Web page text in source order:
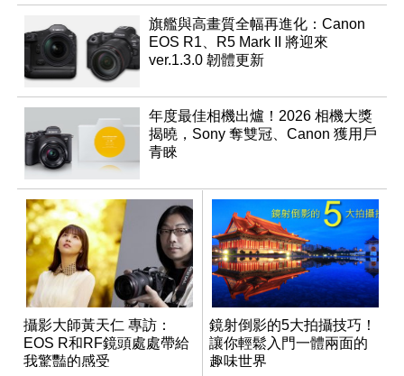
旗艦與高畫質全幅再進化：Canon
EOS R1、R5 Mark II 將迎來
ver.1.3.0 韌體更新
年度最佳相機出爐！2026 相機大獎
揭曉，Sony 奪雙冠、Canon 獲用戶
青睞
攝影大師黃天仁 專訪：
EOS R和RF鏡頭處處帶給
我驚豔的感受
鏡射倒影的5大拍攝技巧！
讓你輕鬆入門一體兩面的
趣味世界